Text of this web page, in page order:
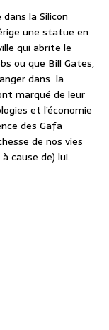
la Silicon
une statue en
qui abrite le
ou que Bill Gates,
dans la
marqué de leur
et l’économie
des Gafa
de nos vies
cause de) lui.